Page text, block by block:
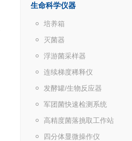
生命科学仪器
培养箱
灭菌器
浮游菌采样器
连续梯度稀释仪
发酵罐/生物反应器
军团菌快速检测系统
高精度菌落挑取工作站
四分体显微操作仪